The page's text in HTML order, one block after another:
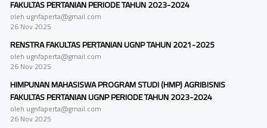
FAKULTAS PERTANIAN PERIODE TAHUN 2023-2024
oleh ugnfaperta@gmail.com
26 Nov 2025
RENSTRA FAKULTAS PERTANIAN UGNP TAHUN 2021-2025
oleh ugnfaperta@gmail.com
26 Nov 2025
HIMPUNAN MAHASISWA PROGRAM STUDI (HMP) AGRIBISNIS
FAKULTAS PERTANIAN UGNP PERIODE TAHUN 2023-2024
oleh ugnfaperta@gmail.com
26 Nov 2025